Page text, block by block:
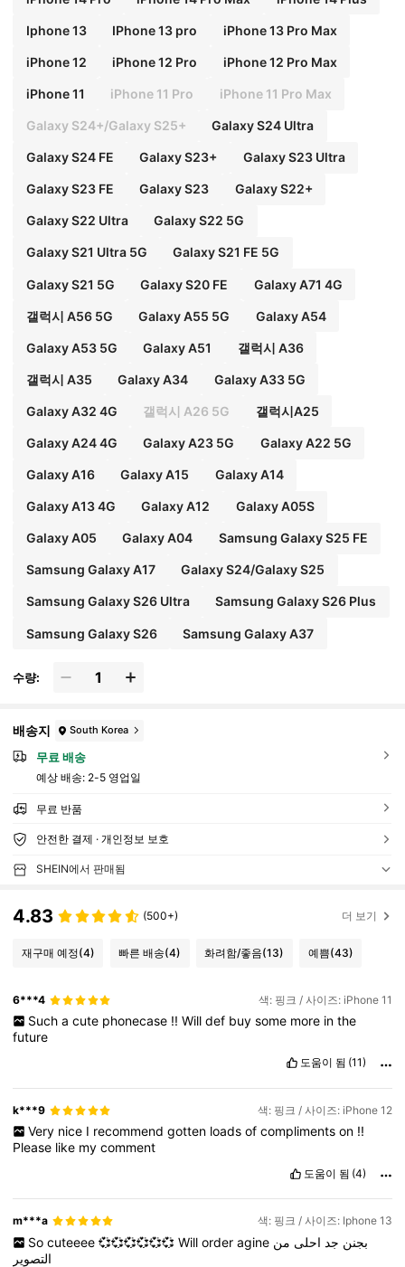
Iphone 13 IPhone 13 pro iPhone 13 Pro Max
iPhone 12 iPhone 12 Pro iPhone 12 Pro Max
iPhone 11 iPhone 11 Pro iPhone 11 Pro Max
Galaxy S24+/Galaxy S25+ Galaxy S24 Ultra
Galaxy S24 FE Galaxy S23+ Galaxy S23 Ultra
Galaxy S23 FE Galaxy S23 Galaxy S22+
Galaxy S22 Ultra Galaxy S22 5G
Galaxy S21 Ultra 5G Galaxy S21 FE 5G
Galaxy S21 5G Galaxy S20 FE Galaxy A71 4G
갤럭시 A56 5G Galaxy A55 5G Galaxy A54
Galaxy A53 5G Galaxy A51 갤럭시 A36
갤럭시 A35 Galaxy A34 Galaxy A33 5G
Galaxy A32 4G 갤럭시 A26 5G 갤럭시A25
Galaxy A24 4G Galaxy A23 5G Galaxy A22 5G
Galaxy A16 Galaxy A15 Galaxy A14
Galaxy A13 4G Galaxy A12 Galaxy A05S
Galaxy A05 Galaxy A04 Samsung Galaxy S25 FE
Samsung Galaxy A17 Galaxy S24/Galaxy S25
Samsung Galaxy S26 Ultra Samsung Galaxy S26 Plus
Samsung Galaxy S26 Samsung Galaxy A37
수량:
배송지 South Korea
무료 배송
예상 배송: 2-5 영업일
무료 반품
안전한 결제 · 개인정보 보호
SHEIN에서 판매됨
4.83 (500+) 더 보기
재구매 예정(4) 빠른 배송(4) 화려함/좋음(13) 예쁨(43)
6***4 색: 핑크 / 사이즈: iPhone 11
Such a cute phonecase !! Will def buy some more in the
future
도움이 됨 (11)
k***9 색: 핑크 / 사이즈: iPhone 12
Very nice I recommend gotten loads of compliments on !!
Please like mycomment
도움이 됨 (4)
m***a 색: 핑크 / 사이즈: Iphone 13
So cuteeee 💞💞💞💞💞💞 Will order agine بجنن جد احلى من
التصوير